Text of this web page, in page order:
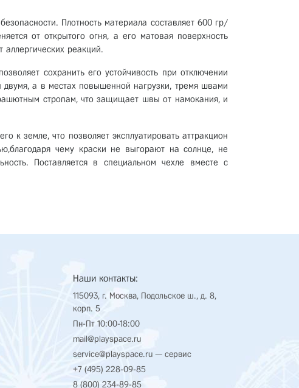
Плотность материала составляет 600 гр/
от открытого огня, а его матовая поверхность
реакций.
сохранить его устойчивость при отключении
двумя, а в местах повышенной нагрузки, тремя швами
стропам, что защищает швы от намокания, и
к земле, что позволяет эксплуатировать аттракцион
чему краски не выгорают на солнце, не
Поставляется в специальном чехле вместе с
Наши контакты:
115093, г. Москва, Подольское ш., д. 8,
корп. 5
Пн-Пт 10:00-18:00
mail@playspace.ru
service@playspace.ru — сервис
+7 (495) 228-09-85
8 (800) 234-89-85